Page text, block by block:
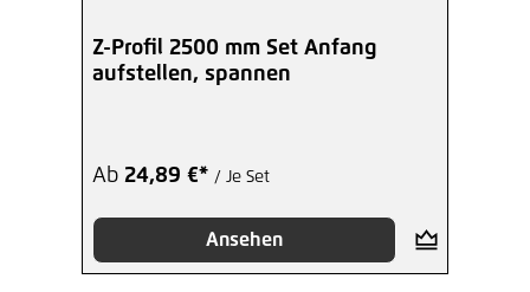
Z-Profil 2500 mm Set Anfang
aufstellen, spannen
Ab 24,89 €* / Je Set
Ansehen